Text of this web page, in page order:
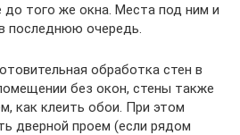
того же окна. Места под ним и
последнюю очередь.
обработка стен в
без окон, стены также
как клеить обои. При этом
дверной проем (если рядом